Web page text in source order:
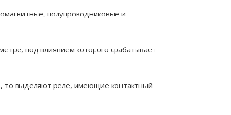
полупроводниковые и
под влиянием которого срабатывает
то выделяют реле, имеющие контактный